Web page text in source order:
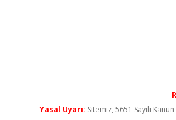
Yasal Uyarı: Sitemiz, 5651 Sayılı